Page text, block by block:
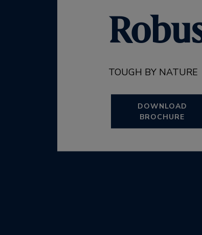
TOUGH BY NATURE
DOWNLOAD
BROCHURE